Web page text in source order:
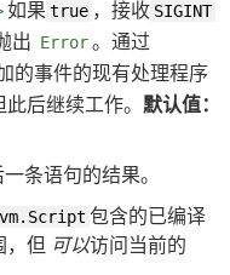
如果 true ，接收 SIGINT
出 Error。通过
的事件的现有处理程序
后继续工作。 默认值：
条语句的结果。
vm.Script 包含的已编译
，但 可以访问当前的